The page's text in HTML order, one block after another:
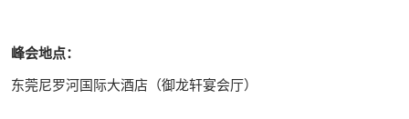
峰会地点：
东莞尼罗河国际大酒店（御龙轩宴会厅）